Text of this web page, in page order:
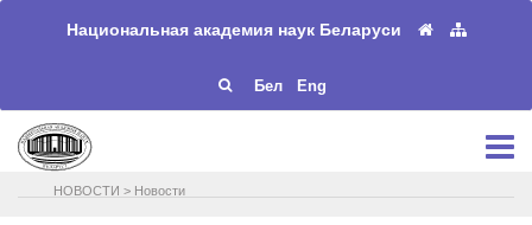
Национальная академия наук Беларуси
Бел Eng
НОВОСТИ > Новости